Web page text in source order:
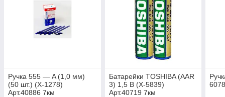
Ручка 555 — A (1,0 мм)
(50 шт.) (X-1278)
Арт.40886 7км
Батарейки TOSHIBA (AAR
3) 1,5 В (X-5839)
Арт.40719 7км